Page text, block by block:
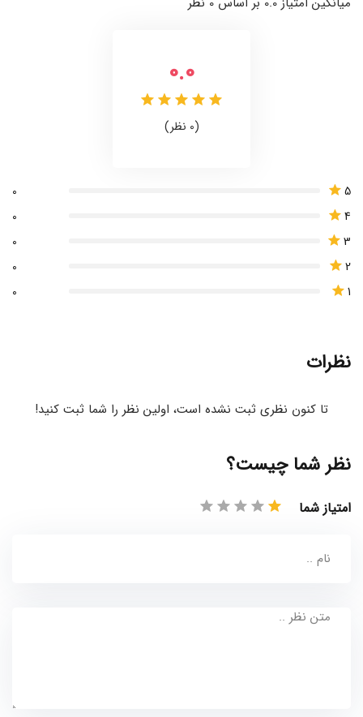
0.0
(0 نظر)
5
0
4
0
3
0
2
0
1
0
نظرات
تا کنون نظری ثبت نشده است، اولین نظر را شما ثبت کنید!
نظر شما چیست؟
امتیاز شما